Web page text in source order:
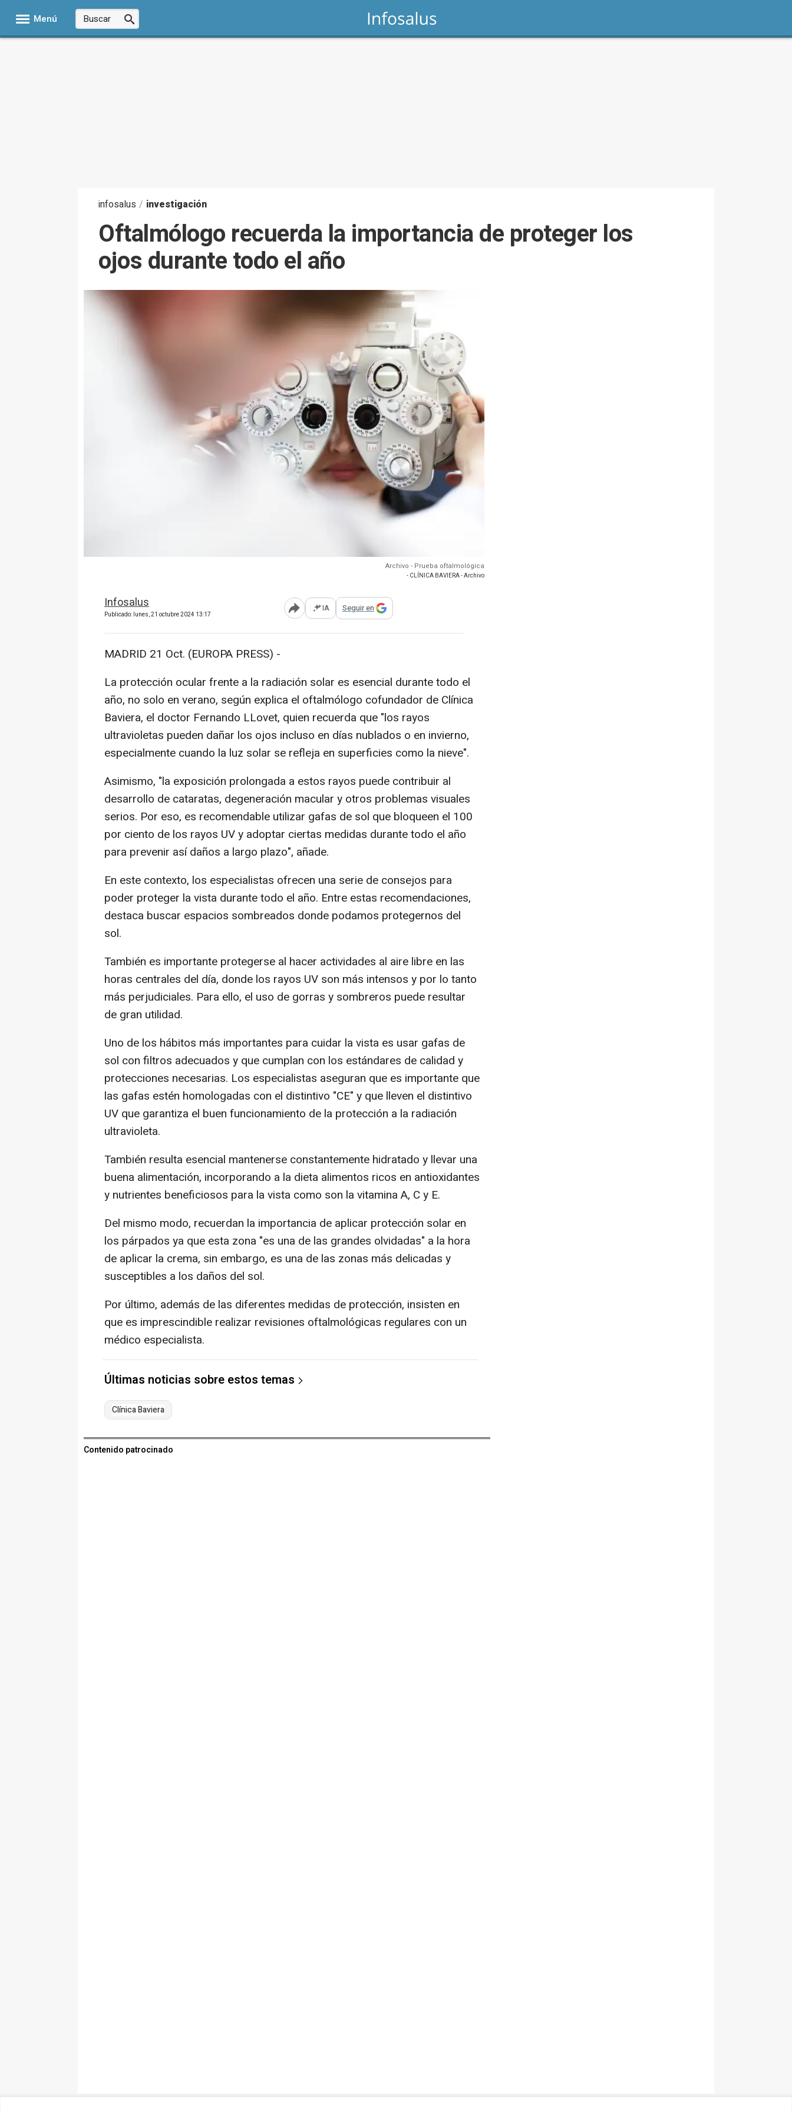
Menú
infosalus / investigación
Oftalmólogo recuerda la importancia de proteger los
ojos durante todo el año
Archivo - Prueba oftalmológica
- CLÍNICA BAVIERA - Archivo
Infosalus
Publicado: lunes, 21 octubre 2024 13:17 Abrir opciones para compartir
IA Seguir en
MADRID 21 Oct. (EUROPA PRESS) -
La protección ocular frente a la radiación solar es esencial durante todo el
año, no solo en verano, según explica el oftalmólogo cofundador de Clínica
Baviera, el doctor Fernando LLovet, quien recuerda que "los rayos
ultravioletas pueden dañar los ojos incluso en días nublados o en invierno,
especialmente cuando la luz solar se refleja en superficies como la nieve".
Asimismo, "la exposición prolongada a estos rayos puede contribuir al
desarrollo de cataratas, degeneración macular y otros problemas visuales
serios. Por eso, es recomendable utilizar gafas de sol que bloqueen el 100
por ciento de los rayos UV y adoptar ciertas medidas durante todo el año
para prevenir así daños a largo plazo", añade.
En este contexto, los especialistas ofrecen una serie de consejos para
poder proteger la vista durante todo el año. Entre estas recomendaciones,
destaca buscar espacios sombreados donde podamos protegernos del
sol.
También es importante protegerse al hacer actividades al aire libre en las
horas centrales del día, donde los rayos UV son más intensos y por lo tanto
más perjudiciales. Para ello, el uso de gorras y sombreros puede resultar
de gran utilidad.
Uno de los hábitos más importantes para cuidar la vista es usar gafas de
sol con filtros adecuados y que cumplan con los estándares de calidad y
protecciones necesarias. Los especialistas aseguran que es importante que
las gafas estén homologadas con el distintivo "CE" y que lleven el distintivo
UV que garantiza el buen funcionamiento de la protección a la radiación
ultravioleta.
También resulta esencial mantenerse constantemente hidratado y llevar una
buena alimentación, incorporando a la dieta alimentos ricos en antioxidantes
y nutrientes beneficiosos para la vista como son la vitamina A, C y E.
Del mismo modo, recuerdan la importancia de aplicar protección solar en
los párpados ya que esta zona "es una de las grandes olvidadas" a la hora
de aplicar la crema, sin embargo, es una de las zonas más delicadas y
susceptibles a los daños del sol.
Por último, además de las diferentes medidas de protección, insisten en
que es imprescindible realizar revisiones oftalmológicas regulares con un
médico especialista.
Últimas noticias sobre estos temas
Clínica Baviera
Contenido patrocinado